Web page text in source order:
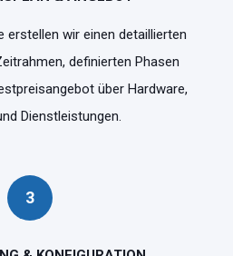
erstellen wir einen detaillierten
definierten Phasen
über Hardware,
Dienstleistungen.
3